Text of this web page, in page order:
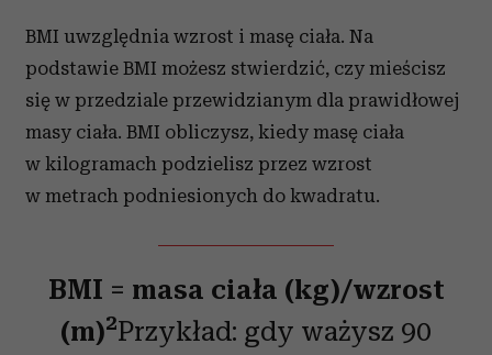
BMI uwzględnia wzrost i masę ciała. Na
podstawie BMI możesz stwierdzić, czy mieścisz
się w przedziale przewidzianym dla prawidłowej
masy ciała. BMI obliczysz, kiedy masę ciała
w kilogramach podzielisz przez wzrost
w metrach podniesionych do kwadratu.
BMI = masa ciała (kg)/wzrost
(m)2Przykład: gdy ważysz 90